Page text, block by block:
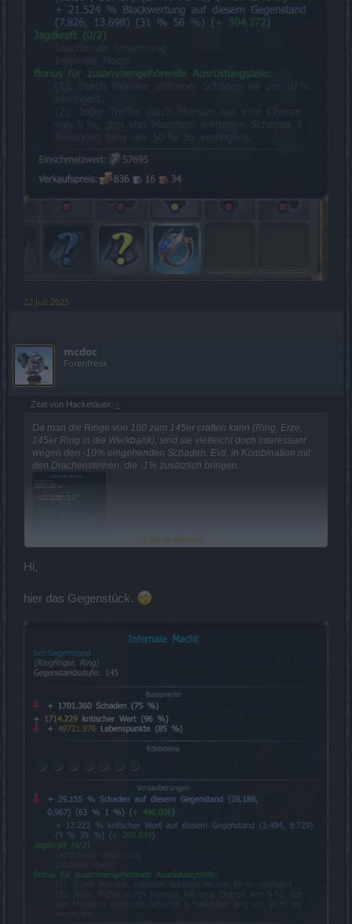
22 Juli 2025
mcdoc
Forenfreak
Zitat von Hacketäuer: ↑
Da man die Ringe von 100 zum 145er craften kann (Ring, Erze,
145er Ring in die Werkbank), sind sie vielleicht doch interessant
wegen den -10% eingehenden Schaden. Evtl. in Kombination mit
den Drachensteinen, die -1% zusätzlich bringen.
Click to expand...
Hi,
hier das Gegenstück.